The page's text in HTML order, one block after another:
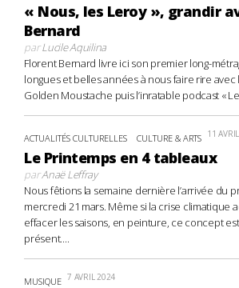
« Nous, les Leroy », grandir
Bernard
parLucile Aquilina
Florent Bernard livre ici son premier long-
longues et belles années à nous faire rire avec
Golden Moustache puis l’inratable podcast «
ACTUALITÉS CULTURELLES CULTURE & ARTS 11
Le Printemps en 4 tableaux
parAnaë Leffray
Nous fêtions la semaine dernière l’arrivée du
mercredi 21 mars. Même si la crise climatique
effacer les saisons, en peinture, ce concept
présent....
MUSIQUE 7 AVRIL 2024